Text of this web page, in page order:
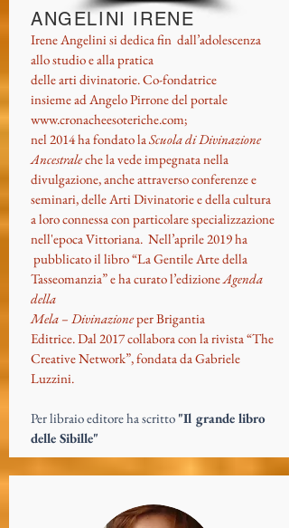
ANGELINI IRENE
Irene Angelini si dedica fin dall’adolescenza
allo studio e alla pratica
delle arti divinatorie. Co-fondatrice
insieme ad Angelo Pirrone del portale
www.cronacheesoteriche.com;
nel 2014 ha fondato laScuola di Divinazione
Ancestraleche la vede impegnata nella
divulgazione, anche attraverso conferenze e
seminari, delle Arti Divinatorie e della cultura
a loro connessa con particolare specializzazione
nell'epoca Vittoriana. Nell’aprile 2019 ha
pubblicato il libro “La Gentile Arte della
Tasseomanzia” e ha curato l’edizioneAgenda
della
Mela – Divinazioneper Brigantia
Editrice. Dal 2017 collabora con la rivista “The
Creative Network”, fondata da Gabriele
Luzzini.
Per libraio editore ha scritto "Il grande libro
delle Sibille"